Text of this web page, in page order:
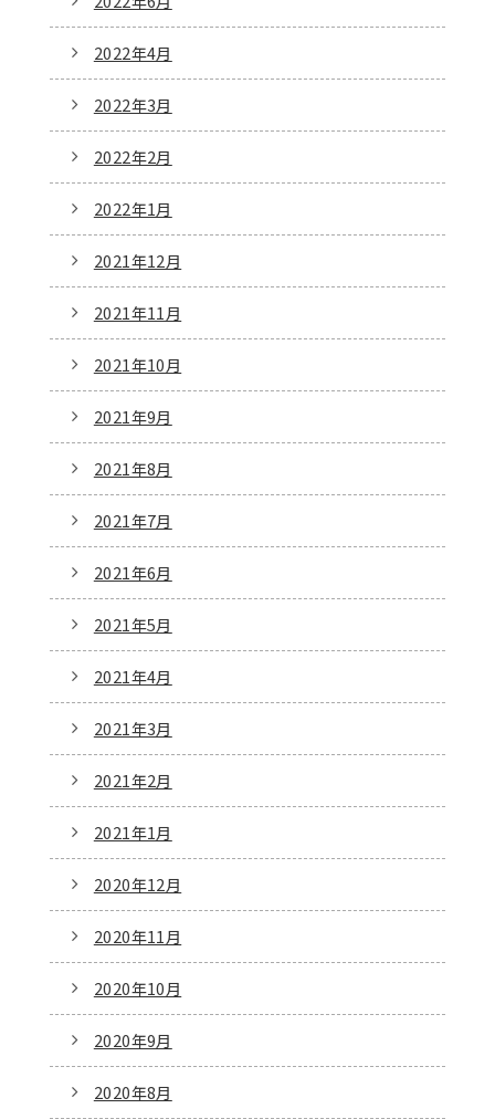
2022年4月
2022年3月
2022年2月
2022年1月
2021年12月
2021年11月
2021年10月
2021年9月
2021年8月
2021年7月
2021年6月
2021年5月
2021年4月
2021年3月
2021年2月
2021年1月
2020年12月
2020年11月
2020年10月
2020年9月
2020年8月